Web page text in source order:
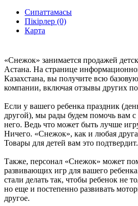
Сипаттамасы
Пікірлер (0)
Карта
«Снежок» занимается продажей
Астана. На странице
Казахстана, вы получите всю
компании, включая отзывы других
Если у вашего ребенка праздник
другой), мы рады будем помочь вам
него. Ведь что может быть лучше
Ничего. «Снежок», как и любая
Товары для детей вам это подтвердит.
Также, персонал «Снежок» может
развивающих игр для вашего
стали делать так, чтобы ребенок не
но еще и постепенно развивать
другое.